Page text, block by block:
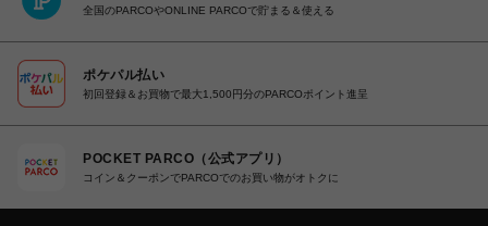
全国のPARCOやONLINE PARCOで貯まる＆使える
ポケパル払い
初回登録＆お買物で最大1,500円分のPARCOポイント進呈
POCKET PARCO（公式アプリ）
コイン＆クーポンでPARCOでのお買い物がオトクに